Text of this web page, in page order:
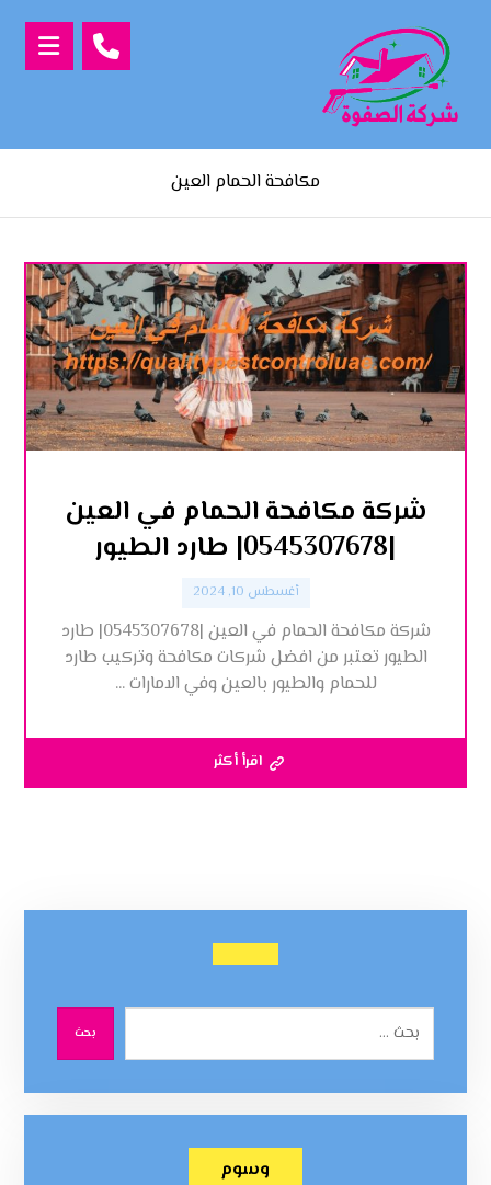
مكافحة الحمام العين
شركة مكافحة الحمام في العين
|0545307678| طارد الطيور
أغسطس 10, 2024
شركة مكافحة الحمام في العين |0545307678| طارد
الطيور تعتبر من افضل شركات مكافحة وتركيب طارد
للحمام والطيور بالعين وفي الامارات ...
اقرأ أكثر
بحث
وسوم